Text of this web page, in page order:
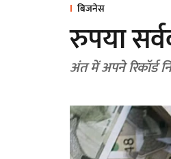
बिजनेस
रुपया
अंत में अपने रिकॉर्ड